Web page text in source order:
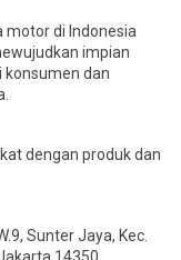
motor di Indonesia
impian
konsumen dan
dengan produk dan
Sunter Jaya, Kec.